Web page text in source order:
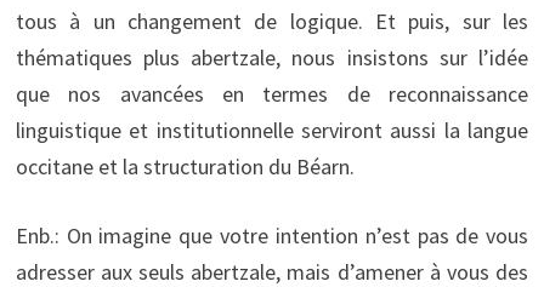
tous à un changement de logique. Et puis, sur les
thématiques plus abertzale, nous insistons sur l’idée
que nos avancées en termes de reconnaissance
linguistique et institutionnelle serviront aussi la langue
occitane et la structuration du Béarn.
Enb.: On imagine que votre intention n’est pas de vous
adresser aux seuls abertzale, mais d’amener à vous des